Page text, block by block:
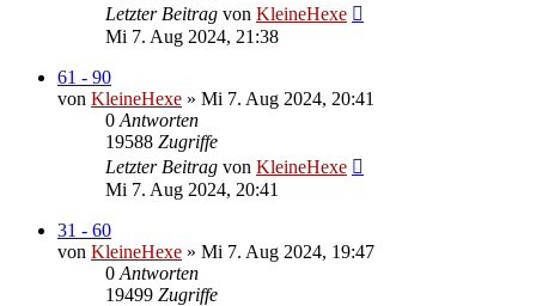
Letzter Beitrag von KleineHexe
Mi 7. Aug 2024, 21:38
61 - 90
von KleineHexe » Mi 7. Aug 2024, 20:41
0 Antworten
19588 Zugriffe
Letzter Beitrag von KleineHexe
Mi 7. Aug 2024, 20:41
31 - 60
von KleineHexe » Mi 7. Aug 2024, 19:47
0 Antworten
19499 Zugriffe